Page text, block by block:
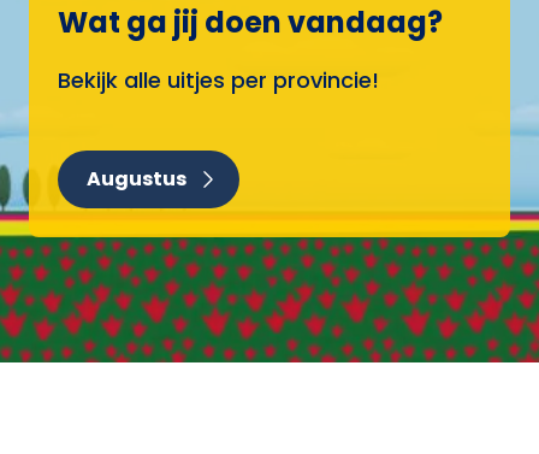
Wat ga jij doen vandaag?
Bekijk alle uitjes per provincie!
Augustus